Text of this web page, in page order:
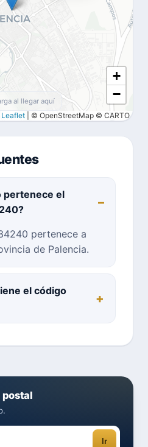
+
−
Leaflet © OpenStreetMap © CARTO
al llegar aquí
pertenece el
pertenece a
de Palencia.
el código
postal
Ir